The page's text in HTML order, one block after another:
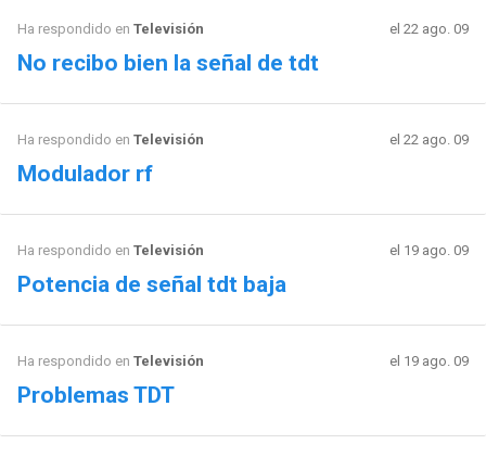
Ha respondido en Televisión el 22 ago. 09
No recibo bien la señal de tdt
Ha respondido en Televisión el 22 ago. 09
Modulador rf
Ha respondido en Televisión el 19 ago. 09
Potencia de señal tdt baja
Ha respondido en Televisión el 19 ago. 09
Problemas TDT